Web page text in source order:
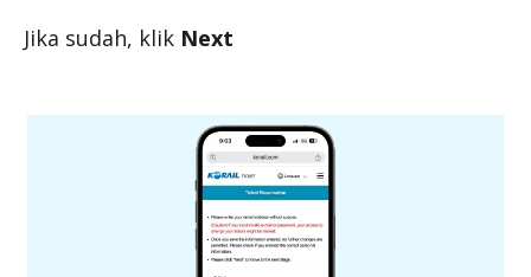
Jika sudah, klik Next